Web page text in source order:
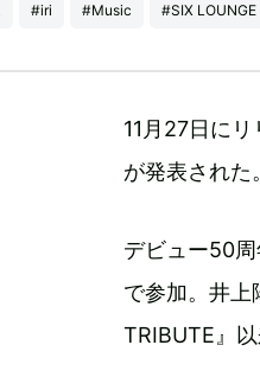
#iri #Music #SIX LOUNGE
11月27日に
が発表された。
デビュー50
で参加。井
TRIBUTE』以